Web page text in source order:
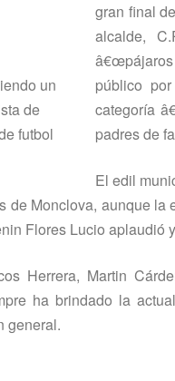
un
de
futbol
gran final
alcalde,
público
categorí­a
padres de
El edil
de Monclova, aunque
Flores Lucio aplaudió
Herrera, Martin
ha brindado la
general.